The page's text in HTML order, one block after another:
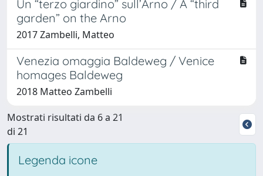
Un “terzo giardino” sull’Arno / A “third
garden” on the Arno
2017 Zambelli, Matteo
Venezia omaggia Baldeweg / Venice
homages Baldeweg
2018 Matteo Zambelli
Mostrati risultati da 6 a 21
di 21
Legenda icone